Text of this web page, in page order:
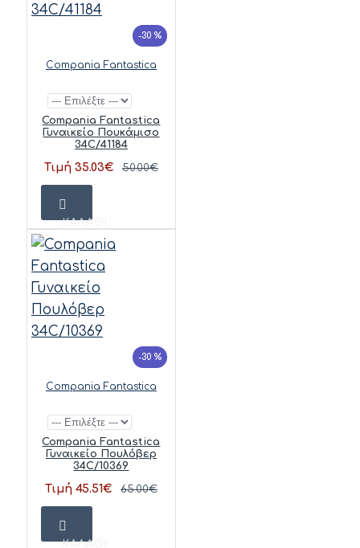
-30 %
Compania Fantastica
Compania Fantastica
Γυναικείο Πουκάμισο
34C/41184
Τιμή 35.03€ 50.00€
ΚΑΛΆΘΙ
-30 %
Compania Fantastica
Compania Fantastica
Γυναικείο Πουλόβερ
34C/10369
Τιμή 45.51€ 65.00€
ΚΑΛΆΘΙ